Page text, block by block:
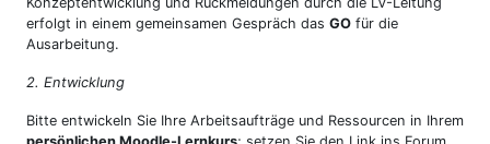
erfolgt in einem gemeinsamen Gespräch das GO für die
Ausarbeitung.
2. Entwicklung
Bitte entwickeln Sie Ihre Arbeitsaufträge und Ressourcen in Ihrem